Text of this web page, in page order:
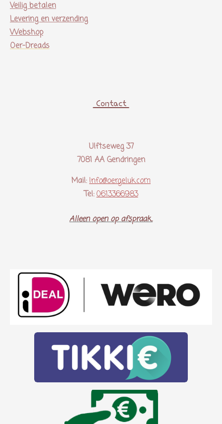
Veilig betalen
Levering en verzending
Webshop
Oer-Dreads
Contact
Ulftseweg 37
7081 AA Gendringen
Mail: Info@oergeluk.com
Tel: 0613366983
Alleen open op afspraak..